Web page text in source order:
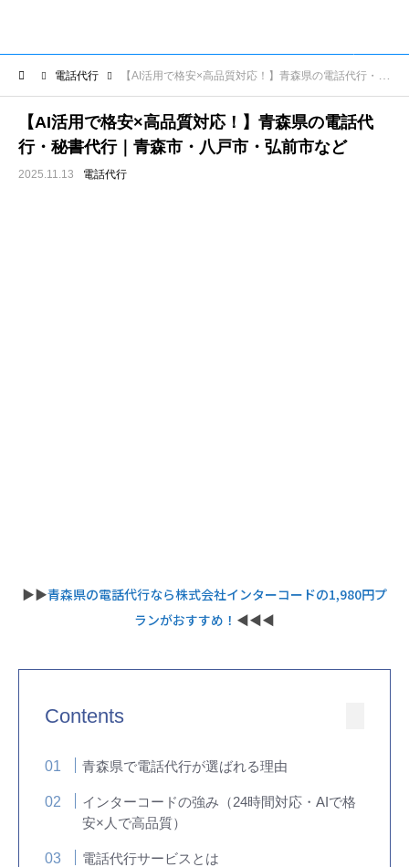
電話代行 【AI活用で格安×高品質対応！】青森県の電話代行・秘書代行｜青森市・八戸市・弘前市など
【AI活用で格安×高品質対応！】青森県の電話代
行・秘書代行｜青森市・八戸市・弘前市など
2025.11.13 電話代行
▶︎▶︎青森県の電話代行なら株式会社インターコードの1,980円プ
ランがおすすめ！ ◀︎◀︎◀︎
Contents
青森県で電話代行が選ばれる理由
インターコードの強み（24時間対応・AIで格
安×人で高品質）
電話代行サービスとは